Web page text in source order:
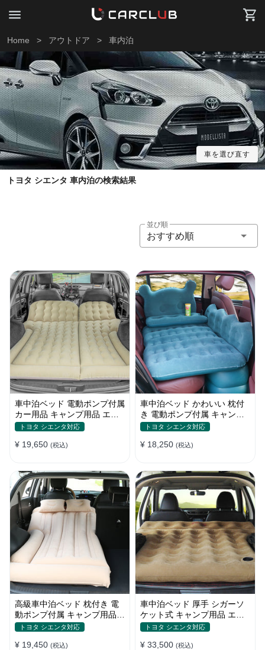
Home > アウトドア > 車内泊
車を選び直す
トヨタ シエンタ 車内泊の検索結果
並び順
おすすめ順
車中泊ベッド 電動ポンプ付属
カー用品 キャンプ用品 エア
ーベッド SUV車 普通車適用
トヨタ シエンタ対応
¥ 19,650 (税込)
車中泊ベッド かわいい 枕付
き 電動ポンプ付属 キャンプ
用品 エアーベッド 普通車
トヨタ シエンタ対応
¥ 18,250 (税込)
高級車中泊ベッド 枕付き 電
動ポンプ付属 キャンプ用品
エアーベッド 普通車 SUV
トヨタ シエンタ対応
¥ 19,450 (税込)
車中泊ベッド 厚手 シガーソ
ケット式 キャンプ用品 エア
ーベッド 収納袋付き 普通車
トヨタ シエンタ対応
¥ 33,500 (税込)